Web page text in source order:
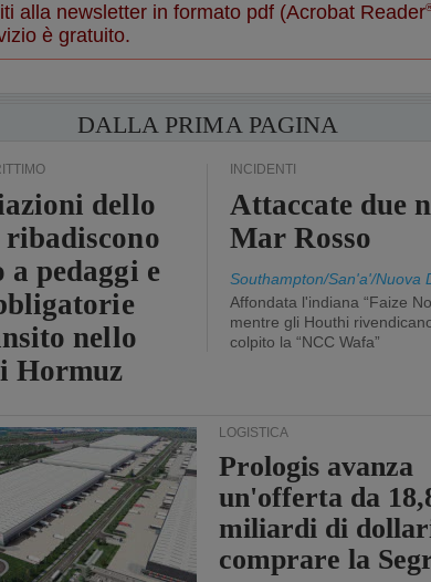
alla newsletter in formato pdf (Acrobat Reader
è gratuito.
DALLA PRIMA PAGINA
dello
pedaggi e
nello
Hormuz
INCIDENTI
Attaccate due
Mar Rosso
Southampton/San'a'/Nuova
Affondata l'indiana “Faize
mentre gli Houthi
colpito la “NCC Wafa”
LOGISTICA
Prologis avanza
un'offerta da
miliardi di
comprare la